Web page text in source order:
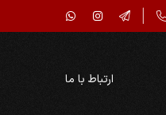
ارتباط با ما